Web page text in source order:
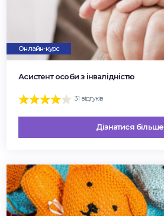
Онлайн-курс
Асистент особи з інвалідністю
31 відгуків
Дізнатися більше